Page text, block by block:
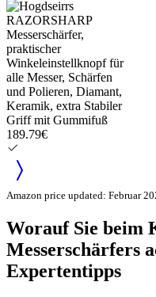
189.79€
Amazon price updated: Februar
Worauf Sie beim
Messerschärfers
Expertentipps